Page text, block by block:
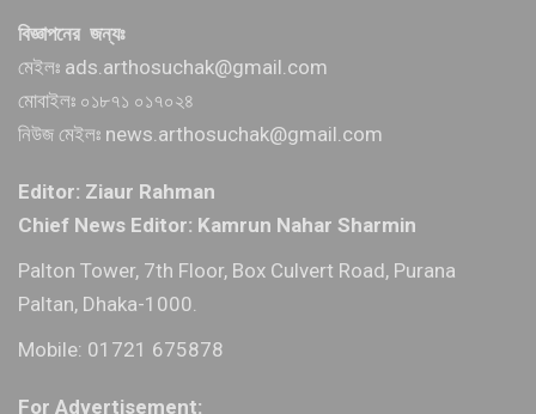
বিজ্ঞাপনের জন্যঃ
মেইলঃ ads.arthosuchak@gmail.com
মোবাইলঃ ০১৮৭১ ০১৭০২৪
নিউজ মেইলঃ news.arthosuchak@gmail.com
Editor: Ziaur Rahman
Chief News Editor: Kamrun Nahar Sharmin
Palton Tower, 7th Floor, Box Culvert Road, Purana
Paltan, Dhaka-1000.
Mobile: 01721 675878
For Advertisement: